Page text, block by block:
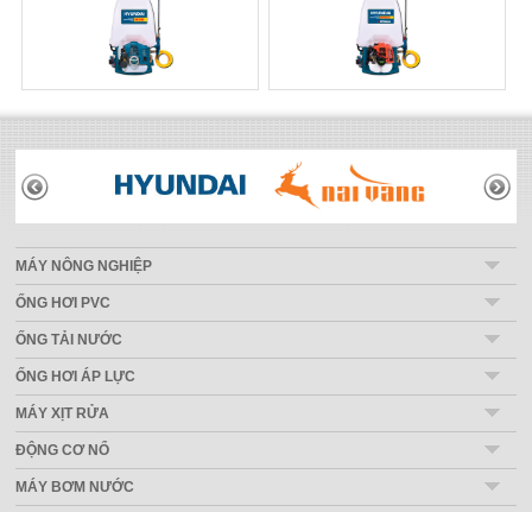
THƯƠNG HIỆU
MÁY NÔNG NGHIỆP
ỐNG HƠI PVC
ỐNG TẢI NƯỚC
ỐNG HƠI ÁP LỰC
MÁY XỊT RỬA
ĐỘNG CƠ NỔ
MÁY BƠM NƯỚC